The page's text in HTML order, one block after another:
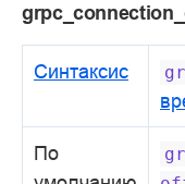
Синтаксис
По